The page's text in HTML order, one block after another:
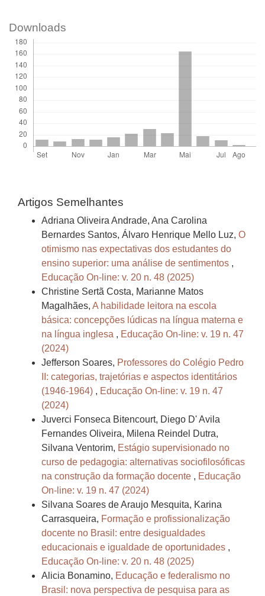
Downloads
Artigos Semelhantes
Adriana Oliveira Andrade, Ana Carolina
Bernardes Santos, Álvaro Henrique Mello Luz, O
otimismo nas expectativas dos estudantes do
ensino superior: uma análise de sentimentos ,
Educação On-line: v. 20 n. 48 (2025)
Christine Sertã Costa, Marianne Matos
Magalhães, A habilidade leitora na escola
básica: concepções lúdicas na língua materna e
na língua inglesa , Educação On-line: v. 19 n. 47
(2024)
Jefferson Soares, Professores do Colégio Pedro
II: categorias, trajetórias e aspectos identitários
(1946-1964) , Educação On-line: v. 19 n. 47
(2024)
Juverci Fonseca Bitencourt, Diego D' Avila
Fernandes Oliveira, Milena Reindel Dutra,
Silvana Ventorim, Estágio supervisionado no
curso de pedagogia: alternativas sociofilosóficas
na construção da formação docente , Educação
On-line: v. 19 n. 47 (2024)
Silvana Soares de Araujo Mesquita, Karina
Carrasqueira, Formação e profissionalização
docente no Brasil: entre desigualdades
educacionais e igualdade de oportunidades ,
Educação On-line: v. 20 n. 48 (2025)
Alicia Bonamino, Educação e federalismo no
Brasil: nova perspectiva de pesquisa para as